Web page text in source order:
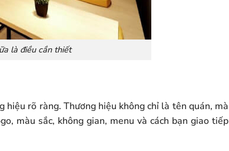
là điều cần thiết
hiệu rõ ràng. Thương hiệu không chỉ là tên quán, mà
màu sắc, không gian, menu và cách bạn giao tiếp